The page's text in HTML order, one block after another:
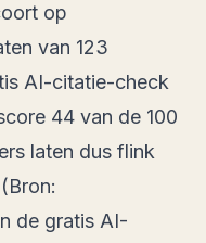
op
van 123
AI-citatie-check
44 van de 100
laten dus flink
de gratis AI-